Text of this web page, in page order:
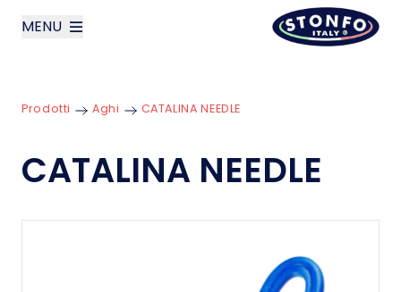
MENU
Prodotti
Prodotti Aghi CATALINA NEEDLE
CATALINA NEEDLE